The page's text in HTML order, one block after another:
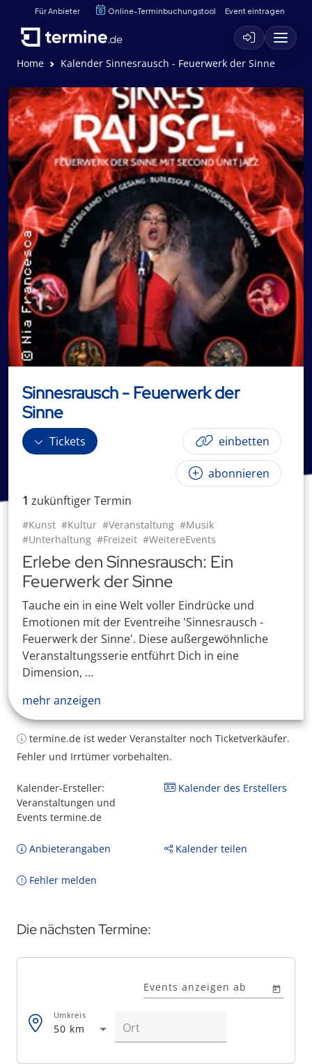
Für Anbieter Online-Terminbuchungstool Event eintragen
Home Kalender Sinnesrausch - Feuerwerk der Sinne
Sinnesrausch - Feuerwerk der
Sinne
Tickets einbetten
abonnieren
1 zukünftigerTermin
#Kunst #Kultur #Veranstaltung #Musik
#Unterhaltung #Freizeit #WeitereEvents
Erlebe den Sinnesrausch: Ein
Feuerwerk der Sinne
Tauche ein in eine Welt voller Eindrücke und
Emotionen mit der Eventreihe 'Sinnesrausch -
Feuerwerk der Sinne'. Diese außergewöhnliche
Veranstaltungsserie entführt Dich in eine
Dimension, ...
mehr anzeigen
termine.de ist weder Veranstalter noch Ticketverkäufer.
Fehler und Irrtümer vorbehalten.
Kalender-Ersteller:
Veranstaltungen und
Events termine.de
Kalender des Erstellers
Anbieterangaben Kalender teilen
Fehler melden
Die nächsten Termine:
Events anzeigen ab
50 km
Umkreis